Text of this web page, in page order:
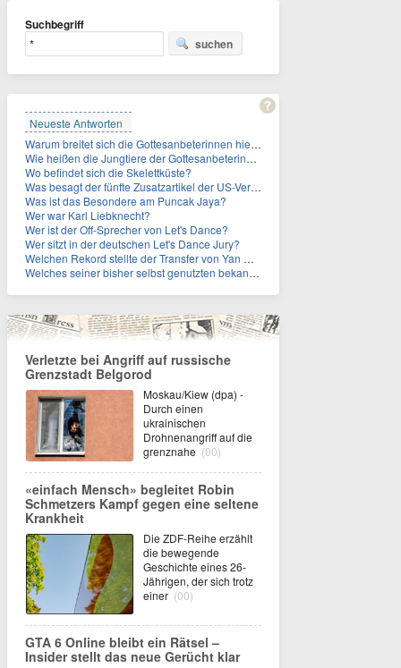
Suchbegriff
suchen
Neueste Antworten
Warum breitet sich die Gottesanbeterinnen hierzulande immer weiter aus?
Wie heißen die Jungtiere der Gottesanbeterinnen?
Wo befindet sich die Skelettküste?
Was besagt der fünfte Zusatzartikel der US-Verfassung, auf den sich Fauci berief?
Was ist das Besondere am Puncak Jaya?
Wer war Karl Liebknecht?
Wer ist der Off-Sprecher von Let's Dance?
Wer sitzt in der deutschen Let's Dance Jury?
Welchen Rekord stellte der Transfer von Yan Diomande zudem auf?
Welches seiner bisher selbst genutzten bekannten Gebäude verpachtet der Vatikan nun?
Verletzte bei Angriff auf russische
Grenzstadt Belgorod
Moskau/Kiew (dpa) -
Durch einen
ukrainischen
Drohnenangriff auf die
grenznahe (00)
«einfach Mensch» begleitet Robin
Schmetzers Kampf gegen eine seltene
Krankheit
Die ZDF-Reihe erzählt
die bewegende
Geschichte eines 26-
Jährigen, der sich trotz
einer (00)
GTA 6 Online bleibt ein Rätsel –
Insider stellt das neue Gerücht klar